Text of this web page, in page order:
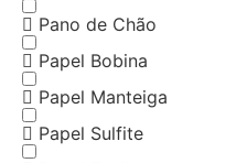
Pano de Chão
Papel Bobina
Papel Manteiga
Papel Sulfite